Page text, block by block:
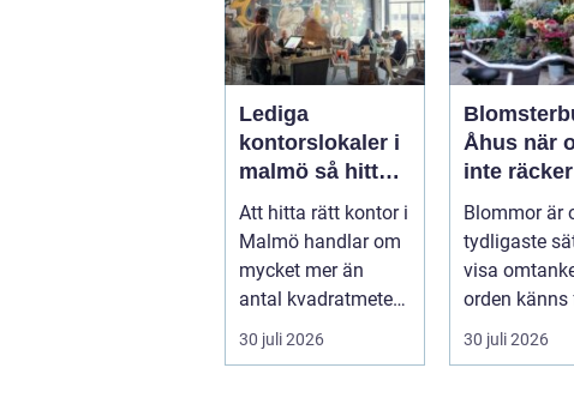
Lediga
kontorslokaler i
malmö så hittar
företag rätt läge
och rätt lokal
Att hitta rätt kontor i
Malmö handlar om
mycket mer än
antal kvadratmeter
och pris per månad.
30 juli 2026
Åhus när orden
inte räcker
Blommor är
tydligaste
visa
orden känns
små. Ett
30 juli 2026